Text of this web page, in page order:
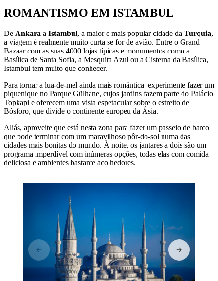
ROMANTISMO EM ISTAMBUL
De Ankara a Istambul, a maior e mais popular cidade da Turquia,
a viagem é realmente muito curta se for de avião. Entre o Grand
Bazaar com as suas 4000 lojas típicas e monumentos como a
Basílica de Santa Sofia, a Mesquita Azul ou a Cisterna da Basílica,
Istambul tem muito que conhecer.
Para tornar a lua-de-mel ainda mais romântica, experimente fazer um
piquenique no Parque Gülhane, cujos jardins fazem parte do Palácio
Topkapi e oferecem uma vista espetacular sobre o estreito de
Bósforo, que divide o continente europeu da Ásia.
Aliás, aproveite que está nesta zona para fazer um passeio de barco
que pode terminar com um maravilhoso pôr-do-sol numa das
cidades mais bonitas do mundo. À noite, os jantares a dois são um
programa imperdível com inúmeras opções, todas elas com comida
deliciosa e ambientes bastante acolhedores.